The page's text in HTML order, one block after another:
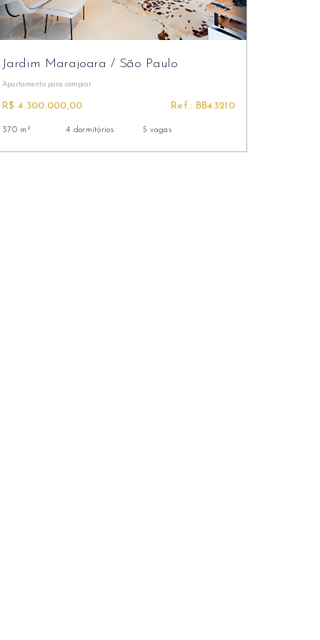
Jardim Marajoara / São Paulo
Apartamento para comprar
R$ 4.300.000,00 Ref.: BB43210
370 m² 4 dormitórios 5 vagas